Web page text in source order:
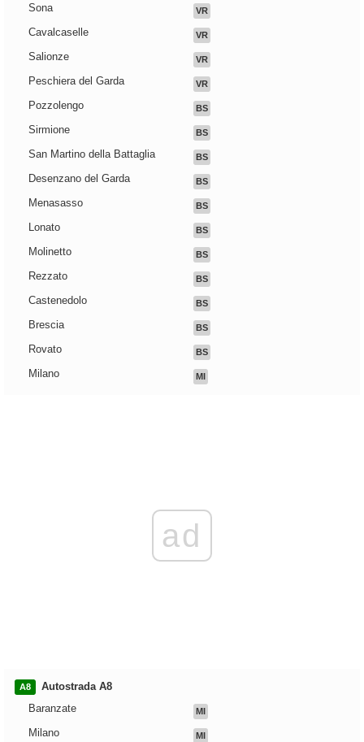
Sona VR
Cavalcaselle VR
Salionze VR
Peschiera del Garda VR
Pozzolengo BS
Sirmione BS
San Martino della Battaglia BS
Desenzano del Garda BS
Menasasso BS
Lonato BS
Molinetto BS
Rezzato BS
Castenedolo BS
Brescia BS
Rovato BS
Milano MI
ad
A8
Autostrada A8
Baranzate
MI
Milano MI